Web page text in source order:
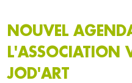
NOUVEL
L'ASSOCIATION
JOD'ART